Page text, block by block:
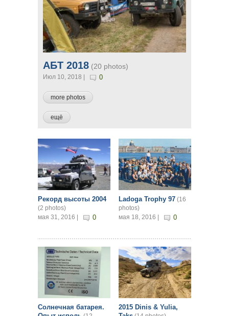
АБТ 2018 (20 photos)
Июл 10, 2018 | 0
more photos
ещё
Рекорд высоты 2004
(2 photos)
мая 31, 2016 |
0
Ladoga Trophy 97 (16
photos)
мая 18, 2016 |
0
Солнечная батарея.
2015 Dinis & Yulia,
Страницы